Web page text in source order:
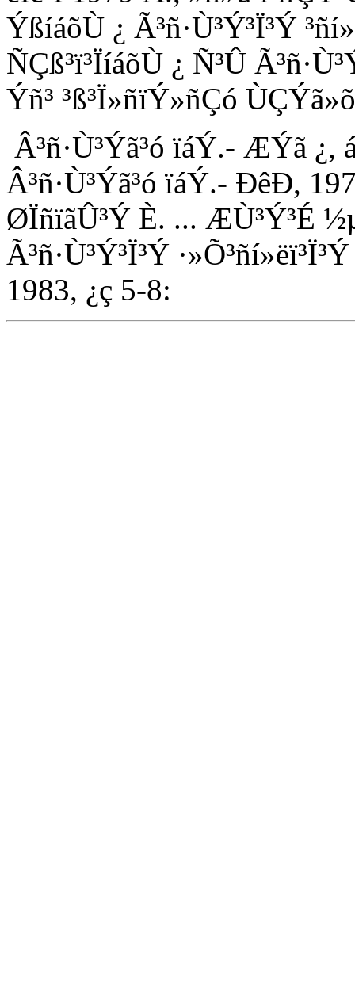
ÝßíáõÙ ¿ Ã³ñ·Ù³Ý³Ï³Ý
ÑÇß³ï³ÏíáõÙ ¿ Ñ³Û
Ýñ³ ³ß³Ï»ñïÝ»ñÇó
Â³ñ·Ù³Ýã³ó ïáÝ.- ÆÝã ¿,
Â³ñ·Ù³Ýã³ó ïáÝ.- ÐêÐ,
ØÏñïãÛ³Ý È. ... ÆÙ³Ý³É
Ã³ñ·Ù³Ý³Ï³Ý
1983, ¿ç 5-8: